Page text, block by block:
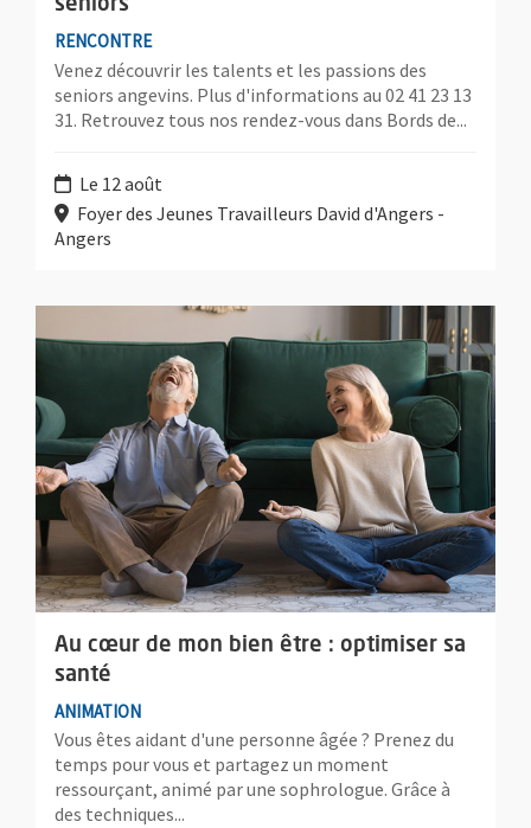
seniors
RENCONTRE
Venez découvrir les talents et les passions des
seniors angevins. Plus d'informations au 02 41 23 13
31. Retrouvez tous nos rendez-vous dans Bords de...
Le 12 août
Foyer des Jeunes Travailleurs David d'Angers -
Angers
Au cœur de mon bien être : optimiser sa
santé
ANIMATION
Vous êtes aidant d'une personne âgée ? Prenez du
temps pour vous et partagez un moment
ressourçant, animé par une sophrologue. Grâce à
des techniques...
Plus d'information sur l'évènement : Au cœur de mon bien